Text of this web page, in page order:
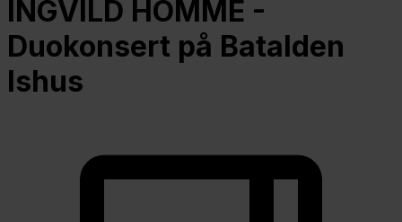
INGVILD HOMME -
Duokonsert på Batalden
Ishus